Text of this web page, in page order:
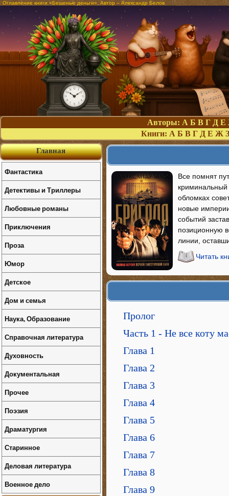
Оглавление книги «Бешеные деньги». Автор – Александр Белов
Авторы: А Б В Г Д Е
Книги: А Б В Г Д Е Ж З
Все помнят
обломках
новые
событий
позиционную
линии,
Читать
Пролог
Часть 1 - Не все коту
Глава 1
Глава 2
Глава 3
Глава 4
Глава 5
Глава 6
Глава 7
Глава 8
Глава 9
Главная
Фантастика
Детективы и Триллеры
Любовные романы
Приключения
Проза
Юмор
Детское
Дом и семья
Наука, Образование
Справочная литература
Духовность
Документальная
Прочее
Поэзия
Драматургия
Старинное
Деловая литература
Военное дело